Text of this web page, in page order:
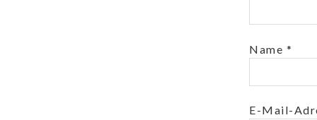
Name *
E-Mail-